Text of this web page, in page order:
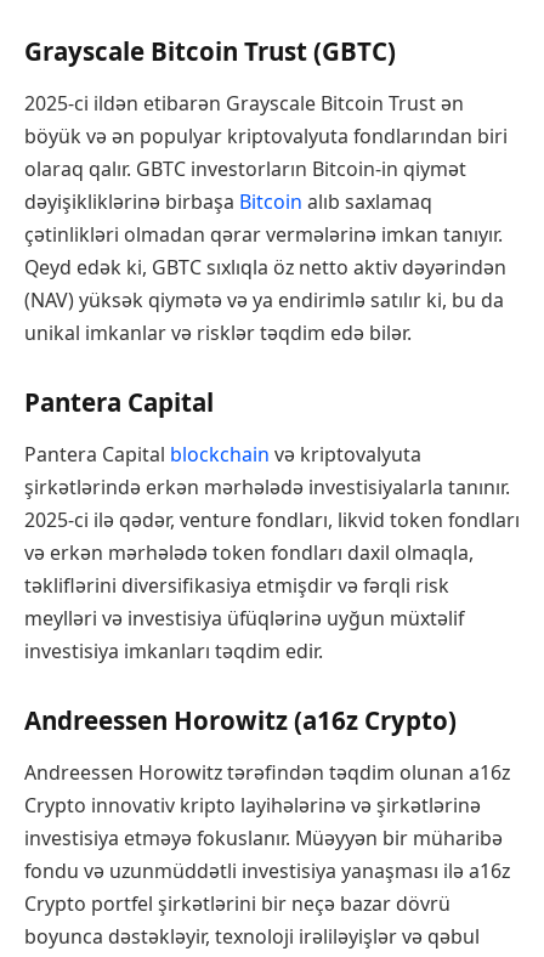
Grayscale Bitcoin Trust (GBTC)
2025-ci ildən etibarən Grayscale Bitcoin Trust ən
böyük və ən populyar kriptovalyuta fondlarından biri
olaraq qalır. GBTC investorların Bitcoin-in qiymət
dəyişikliklərinə birbaşa Bitcoin alıb saxlamaq
çətinlikləri olmadan qərar vermələrinə imkan tanıyır.
Qeyd edək ki, GBTC sıxlıqla öz netto aktiv dəyərindən
(NAV) yüksək qiymətə və ya endirimlə satılır ki, bu da
unikal imkanlar və risklər təqdim edə bilər.
Pantera Capital
Pantera Capital blockchain və kriptovalyuta
şirkətlərində erkən mərhələdə investisiyalarla tanınır.
2025-ci ilə qədər, venture fondları, likvid token fondları
və erkən mərhələdə token fondları daxil olmaqla,
təkliflərini diversifikasiya etmişdir və fərqli risk
meylləri və investisiya üfüqlərinə uyğun müxtəlif
investisiya imkanları təqdim edir.
Andreessen Horowitz (a16z Crypto)
Andreessen Horowitz tərəfindən təqdim olunan a16z
Crypto innovativ kripto layihələrinə və şirkətlərinə
investisiya etməyə fokuslanır. Müəyyən bir müharibə
fondu və uzunmüddətli investisiya yanaşması ilə a16z
Crypto portfel şirkətlərini bir neçə bazar dövrü
boyunca dəstəkləyir, texnoloji irəliləyişlər və qəbul